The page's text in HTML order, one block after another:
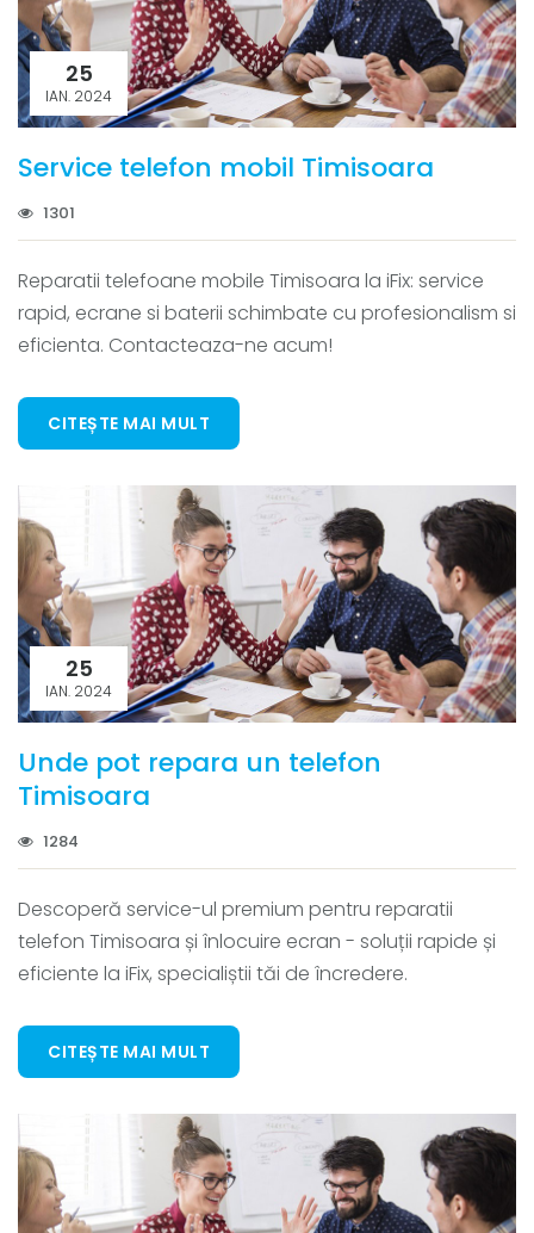
25
IAN. 2024
Service telefon mobil Timisoara
1301
Reparatii telefoane mobile Timisoara la iFix: service
rapid, ecrane si baterii schimbate cu profesionalism si
eficienta. Contacteaza-ne acum!
CITEȘTE MAI MULT
25
IAN. 2024
Unde pot repara un telefon
Timisoara
1284
Descoperă service-ul premium pentru reparatii
telefon Timisoara și înlocuire ecran - soluții rapide și
eficiente la iFix, specialiștii tăi de încredere.
CITEȘTE MAI MULT